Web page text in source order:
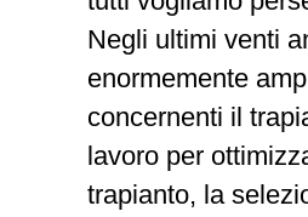
Negli ultimi venti
enormemente
concernenti il
lavoro per
trapianto, la